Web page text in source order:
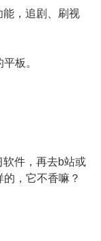
，追剧、刷视
板。
件，再去b站或
，它不香嘛？